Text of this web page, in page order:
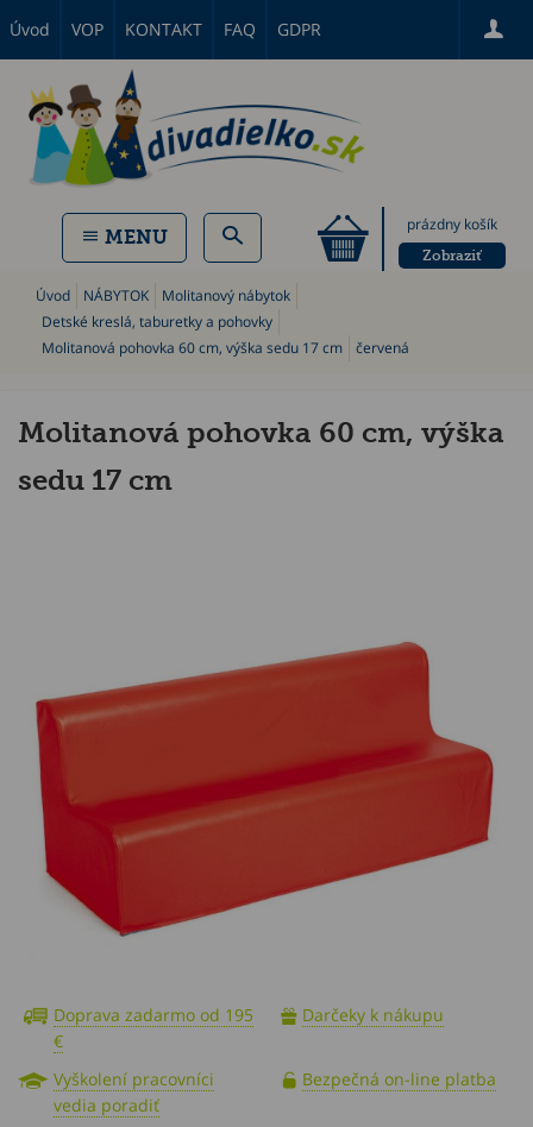
Úvod VOP KONTAKT FAQ GDPR
prázdny košík
Zobraziť
MENU
Úvod NÁBYTOK
Molitanový nábytok
Detské kreslá, taburetky a pohovky
Molitanová pohovka 60 cm, výška sedu 17 cm
červená
Molitanová pohovka 60 cm, výška
sedu 17 cm
Doprava zadarmo od 195
€
Darčeky k nákupu
Vyškolení pracovníci
vedia poradiť
Bezpečná on-line platba